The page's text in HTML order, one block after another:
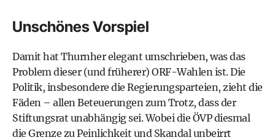
Unschönes Vorspiel
Damit hat Thurnher elegant umschrieben, was das
Problem dieser (und früherer) ORF-Wahlen ist. Die
Politik, insbesondere die Regierungsparteien, zieht die
Fäden – allen Beteuerungen zum Trotz, dass der
Stiftungsrat unabhängig sei. Wobei die ÖVP diesmal
die Grenze zu Peinlichkeit und Skandal unbeirrt